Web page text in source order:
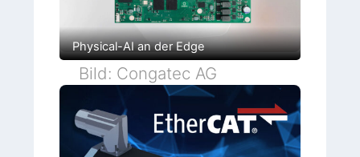
Physical-AI an der Edge
Bild: Congatec AG